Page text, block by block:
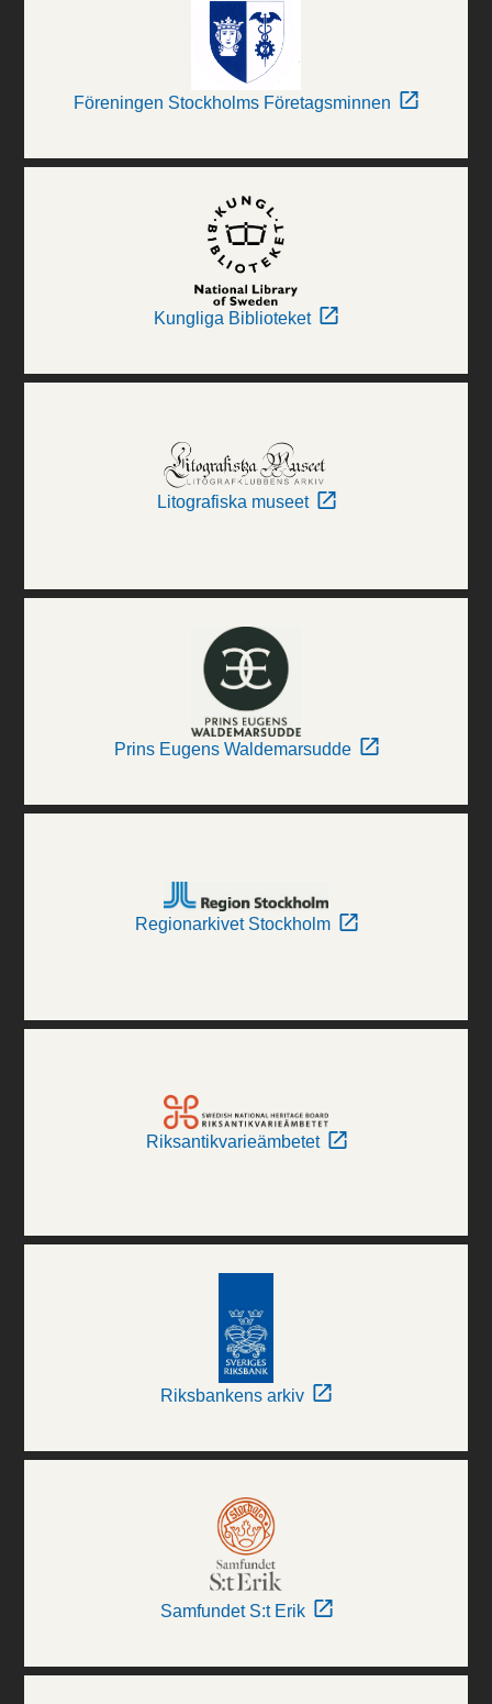
Föreningen Stockholms Företagsminnen
Kungliga Biblioteket
Litografiska museet
Prins Eugens Waldemarsudde
Regionarkivet Stockholm
Riksantikvarieämbetet
Riksbankens arkiv
Samfundet S:t Erik